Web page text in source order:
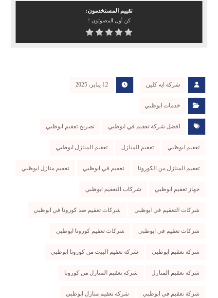
تقييم المستخدمون:
كن أول المصوتون !
شركة ايه كلين 12 يناير، 2025
خدمات ابوظبي
افضل شركة تعقيم في ابوظبي تصريح تعقيم ابوظبي
تعقيم ابوظبي تعقيم المنازل تعقيم المنازل ابوظبي
تعقيم المنازل من الكورونا تعقيم في ابوظبي تعقيم منازل ابوظبي
جهاز تعقيم ابوظبي شركات التعقيم ابوظبي
شركات التعقيم في ابوظبي شركات تعقيم ضد كورونا في ابوظبي
شركات تعقيم في ابوظبي شركات تعقيم كورونا ابوظبي
شركة تعقيم ابوظبي شركة تعقيم البيت من كورونا ابوظبي
شركة تعقيم المنازل شركة تعقيم المنازل من كورونا
شركة تعقيم في ابوظبي شركة تعقيم منازل ابوظبي